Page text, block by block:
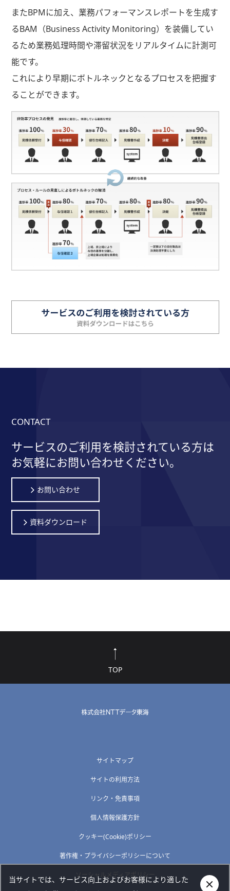
またBPMに加え、業務パフォーマンスレポートを生成す
るBAM（Business Activity Monitoring）を装備してい
るため業務処理時間や滞留状況をリアルタイムに計測可
能です。
これにより早期にボトルネックとなるプロセスを把握す
ることができます。
CONTACT
サービスのご利用を検討されている方は
お気軽にお問い合わせください。
お問い合わせ
資料ダウンロード
TOP
サイトマップ
サイトの利用方法
リンク・免責事項
個人情報保護方針
クッキー(Cookie)ポリシー
著作権・プライバシーポリシーについて
ソーシャルメディアポリシー
当サイトでは、サービス向上およびお客様により適した